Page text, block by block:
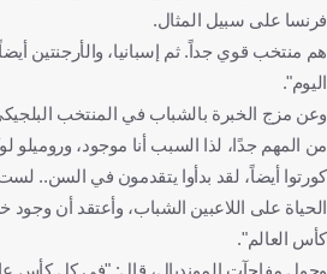
فرنسا على سبيل المثال.
هم منتخب قوي جداً. ثم إسبانيا، والأرجنتين
اليوم".
وعن مزج الخبرة بالشباب في المنتخب
من المهم جدًا، لذا السبب أنا موجود، وروميلو
كورتوا أيضاً، لقد بدأوا يتقدمون في السن.. لست
الحياة على اللاعبين الشباب، وأعتقد أن وجود
كأس العالم".
وحول مفاجآت المونديال، قال: "في كل كأس